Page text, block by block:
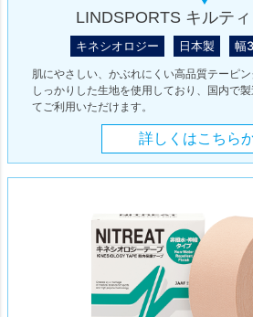
LINDSPORTS キルテ
キネシオロジー 日本製 幅
肌にやさしい、かぶれにくい高品質テーピン
しっかりした生地を使用しており、国内で
てご利用いただけます。
詳しくはこちら